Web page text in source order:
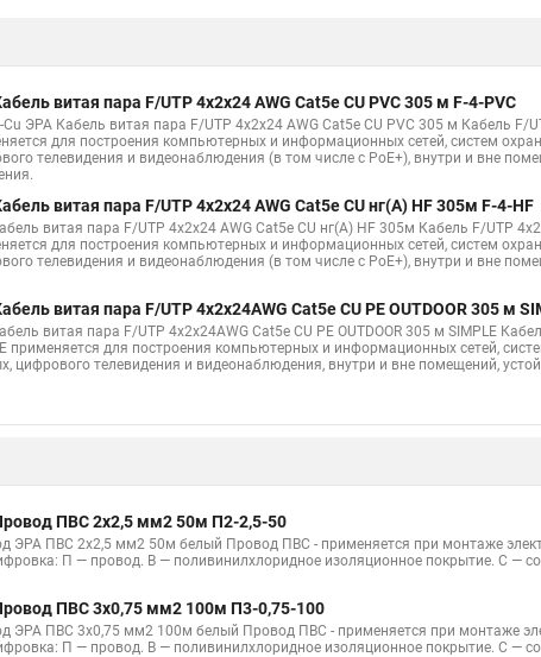
витая пара F/UTP 4x2x24 AWG Cat5e CU PVC 305 м F-4-PVC
Cu ЭРА Кабель витая пара F/UTP 4x2x24 AWG Cat5e CU PVC 305 м Кабель F/
для построения компьютерных и информационных сетей, систем
телевидения и видеонаблюдения (в том числе с PoE+), внутри и вне
витая пара F/UTP 4x2x24 AWG Cat5e CU нг(А) HF 305м F-4-HF
витая пара F/UTP 4x2x24 AWG Cat5e CU нг(А) HF 305м Кабель F/UTP
для построения компьютерных и информационных сетей, систем
телевидения и видеонаблюдения (в том числе с PoE+), внутри и вне
витая пара F/UTP 4x2x24AWG Cat5e CU PE OUTDOOR 305 м
витая пара F/UTP 4x2x24AWG Cat5e CU PE OUTDOOR 305 м SIMPLE
применяется для построения компьютерных и информационных сетей,
цифрового телевидения и видеонаблюдения, внутри и вне помещений,
ПВС 2х2,5 мм2 50м П2-2,5-50
ЭРА ПВС 2х2,5 мм2 50м белый Провод ПВС - применяется при монтаже
П — провод. В — поливинилхлоридное изоляционное покрытие. С —
ПВС 3х0,75 мм2 100м П3-0,75-100
ЭРА ПВС 3х0,75 мм2 100м белый Провод ПВС - применяется при монтаже
П — провод. В — поливинилхлоридное изоляционное покрытие. С —